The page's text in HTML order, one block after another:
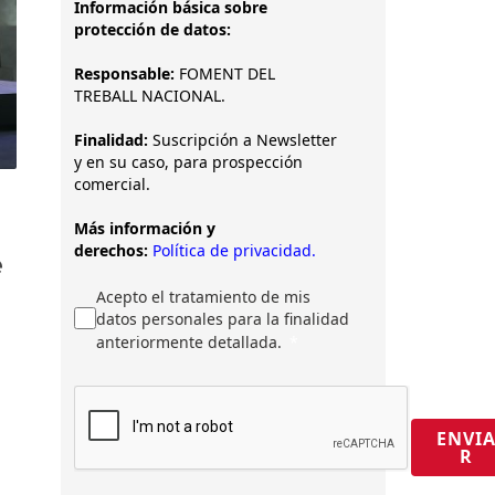
Información básica sobre
protección de datos:
Responsable: FOMENT DEL
TREBALL NACIONAL.
Finalidad: Suscripción a Newsletter
y en su caso, para prospección
comercial.
Más información y
derechos: Política de privacidad.
Acepto el tratamiento de mis
datos personales para la finalidad
anteriormente detallada.
ENVIA
R